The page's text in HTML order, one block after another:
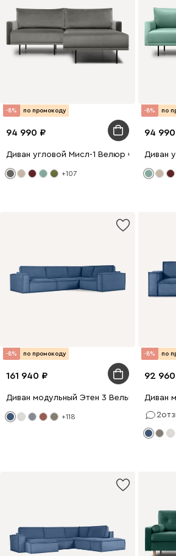
-8% по промокоду
94 990
Диван угловой Мисл-1 Велюр Серый
+107
-8% по
94 990
Диван
-8% по промокоду
161 940
Диван модульный Этен 3 Вельвет Синий
+118
-8% по
92 960
Диван
2